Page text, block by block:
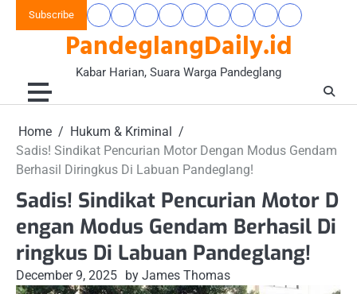
Subscribe
PandeglangDaily.id
Kabar Harian, Suara Warga Pandeglang
BerandaBanten
Raya
Gaya
Hidup
&
Komunitas
Hukum
Kriminal
Nasional
Opini
Wacana
Pandeglang
Today
Pendidikan
&
Kesehatan
Wisata
&
Home
Hukum & Kriminal
Sadis! Sindikat Pencurian Motor Dengan Modus Gendam
Berhasil Diringkus Di Labuan Pandeglang!
Sadis! Sindikat Pencurian Motor D
engan Modus Gendam Berhasil Di
ringkus Di Labuan Pandeglang!
December 9, 2025 by James Thomas